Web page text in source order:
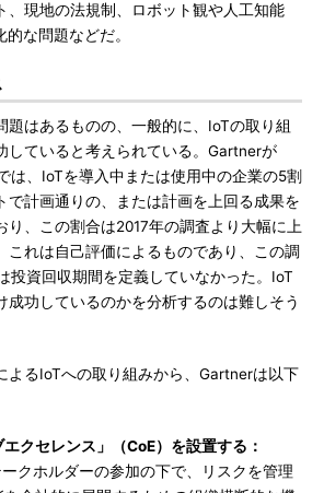
、現地の法規制、ロボット観や人工知能
的な問題などだ。
はあるものの、一般的に、IoTの取り組
していると考えられている。Gartnerが
は、IoTを導入中または使用中の企業の5割
で計画通りの、または計画を上回る成果を
り、この割合は2017年の調査より大幅に上
これは自己評価によるものであり、この調
投資回収期間を定義していなかった。IoT
成功しているのかを分析するのは難しそう
るIoTへの取り組みから、Gartnerは以下
エクセレンス」（CoE）を設置する：
クホルダーの参加の下で、リスクを管理